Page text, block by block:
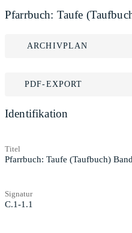
Pfarrbuch: Taufe
ARCHIVPLAN
PDF-EXPORT
Identifikation
Titel
Pfarrbuch: Taufe (Taufbuch)
Signatur
C.1-1.1